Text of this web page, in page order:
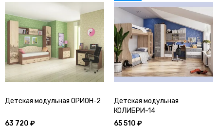
Детская модульная ОРИОН-2
63 720 ₽
Детская модульная
КОЛИБРИ-14
65 510 ₽